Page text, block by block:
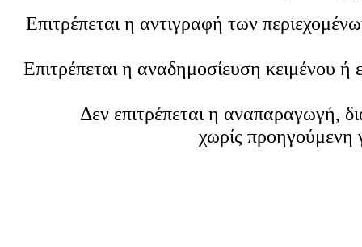
Επιτρέπεται η αντιγραφή των
Επιτρέπεται η αναδημοσίευση κειμένου
Δεν επιτρέπεται η αναπαραγωγή,
χωρίς προηγούμενη